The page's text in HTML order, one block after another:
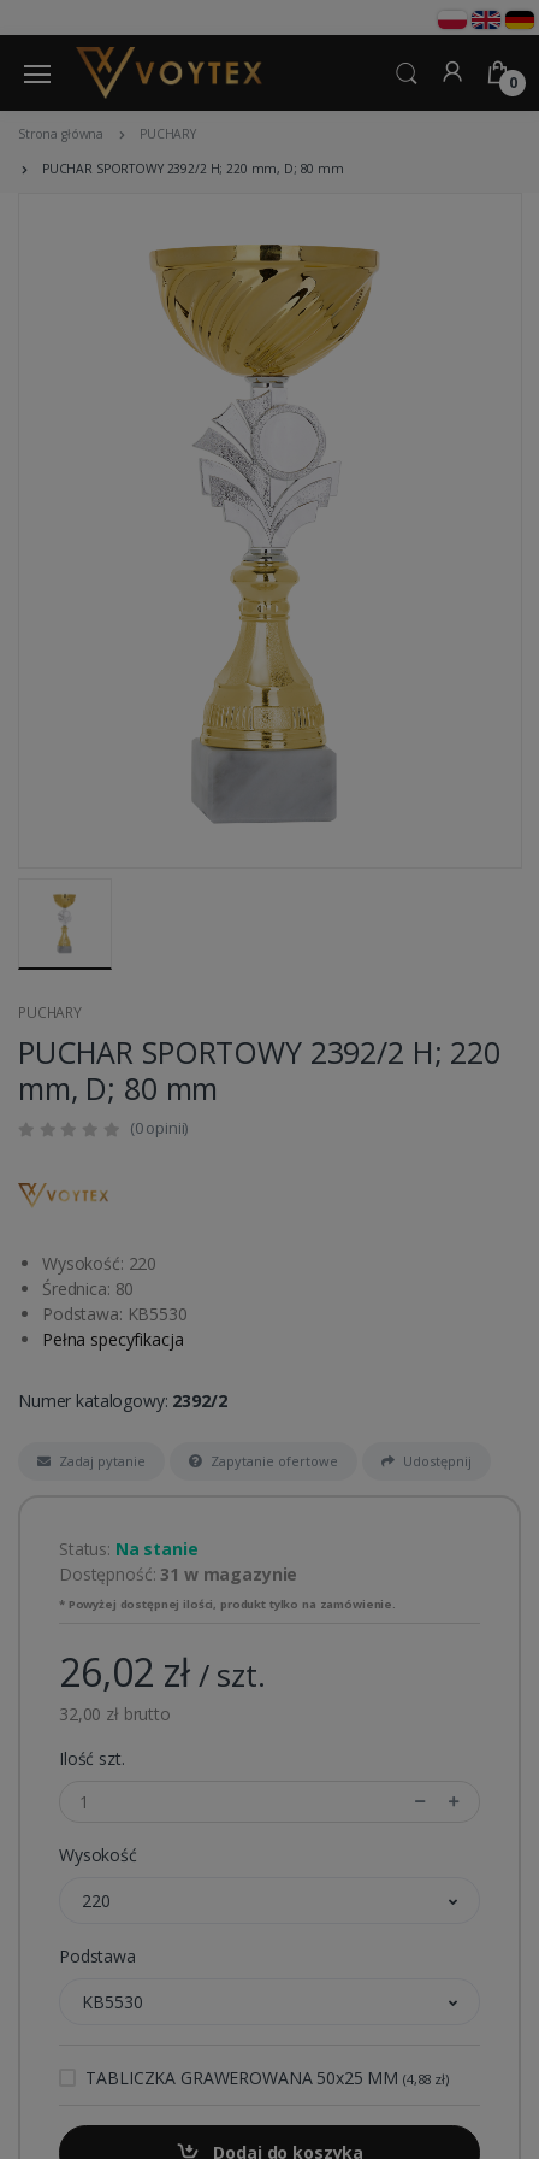
0
Strona główna PUCHARY
PUCHAR SPORTOWY 2392/2 H; 220 mm, D; 80 mm
PUCHARY
PUCHAR SPORTOWY 2392/2 H; 220
mm, D; 80 mm
(0 opinii)
Wysokość: 220
Średnica: 80
Podstawa: KB5530
Pełna specyfikacja
Numer katalogowy: 2392/2
Zadaj pytanie Zapytanie ofertowe Udostępnij
Status: Na stanie
Dostępność:31 w magazynie
* Powyżej dostępnej ilości, produkt tylko na zamówienie.
26,02 zł/ szt.
32,00 zł brutto
Ilość szt.
Wysokość
220
Podstawa
KB5530
TABLICZKA GRAWEROWANA 50x25 MM (4,88 zł)
Dodaj do koszyka